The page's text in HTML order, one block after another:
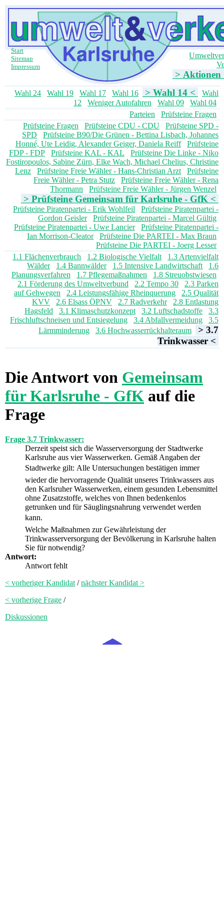
Start
Sitemap
Impressum
>
Wahl 24 Wahl 19 Wahl 17 Wahl 16 > Wahl 14 <
Wahl
12
Weniger Autofahren Wahl 09
Wahl 04
Parteien
Prüfsteine Fragen
Prüfsteine Fragen
Prüfsteine CDU - CDU
Prüfsteine SPD -
SPD
Prüfsteine B90/Die Grünen - Bettina Lisbach, Johannes
Honné, Ute Leidig, Alexander Geiger, Daniela Reiff
Prüfsteine
FDP - FDP
Prüfsteine KAL - KAL
Prüfsteine Die Linke - Niko
Fostiropoulos, Sabine Zürn, Elke Wach, Michael Chelius, Christine
Lenz
Prüfsteine Freie Wähler - Hans-Christian Arzt
Prüfsteine
Freie Wähler - Petra Stutz
Prüfsteine Freie Wähler - Rena
Thormann
Prüfsteine Freie Wähler - Jürgen Wenzel
> Prüfsteine Gemeinsam für Karlsruhe - GfK <
Prüfsteine Piratenpartei - Erik Wohlfeil
Prüfsteine Piratenpartei -
Gordon Geisler
Prüfsteine Piratenpartei - Marcel Gültig
Prüfsteine Piratenpartei - Uwe Lancier
Prüfsteine Piratenpartei -
Ian Morrison-Cleator
Prüfsteine Die PARTEI - Max Braun
Prüfsteine Die PARTEI - Joerg Lesser
1.1 Flächenverbrauch
1.2 Biologische Vielfalt
1.3 Artenvielfalt
Wälder
1.4 Bannwälder 1.5 Intensive Landwirtschaft
1.6
Planungsverfahren
1.7 Pflegemaßnahmen
1.8 Streuobstwiesen
2.1 Förderung des Umweltverbund
2.2 Tempo 30
2.3 Parken
auf Gehwegen
2.4 Leistungsfähige Rheinquerung
2.5 Qualität
KVV
2.6 Elsass ÖPNV 2.7 Radverkehr
2.8 Entlastung
Hagsfeld
3.1 Klimaschutzkonzept 3.2 Luftschadstoffe
3.3
Frischluftschneisen und Entsiegelung
3.4 Abfallvermeidung
3.5
Lärmminderung
3.6 Hochwasserrückhalteraum
> 3.7
Trinkwasser <
Die Antwort von Gemeinsam
für Karlsruhe - GfK auf die
Frage
Frage 3.7 Trinkwasser:
Derzeit speist sich die Wasserversorgung der Stadtwerke
Karlsruhe aus vier Wasserwerken. Gemäß Angaben der
Stadtwerke gilt: Alle Untersuchungen bestätigen immer
wieder die hervorragende Qualität unseres Trinkwassers aus
den Karlsruher Wasserwerken, einem gesunden Lebensmittel
ohne Zusatzstoffe, welches von Ihnen bedenkenlos
getrunken und für Säuglingsnahrung verwendet werden
kann.
Welche Maßnahmen zur Gewährleistung der
Trinkwasserversorgung der Bevölkerung in Karlsruhe halten
Sie für notwendig?
Antwort:
Antwort fehlt
< vorheriger Kandidat /nächster Kandidat >
< vorherige Frage /
Diskussionen